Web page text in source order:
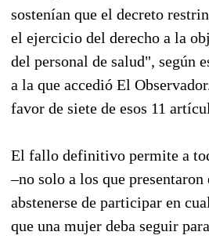
sostenían que el decreto
el ejercicio del derecho a la
del personal de salud", según
a la que accedió El
favor de siete de esos 11
El fallo definitivo permite a
–no solo a los que presentaron
abstenerse de participar en
que una mujer deba seguir